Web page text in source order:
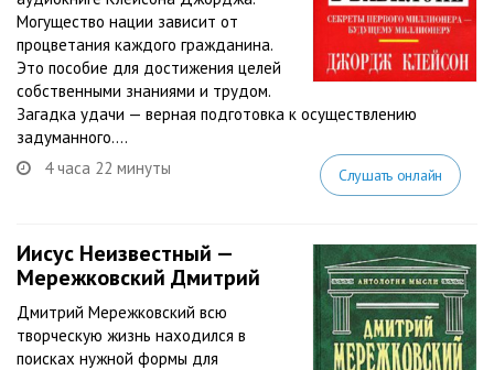
Могущество нации зависит от
процветания каждого гражданина.
Это пособие для достижения целей
собственными знаниями и трудом.
Загадка удачи — верная подготовка к осуществлению
задуманного....
4 часа 22 минуты
Слушать онлайн
Иисус Неизвестный —
Мережковский Дмитрий
Дмитрий Мережковский всю
творческую жизнь находился в
поисках нужной формы для